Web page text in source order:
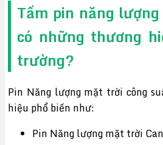
Tấm pin năng
có những thương
trường?
Pin Năng lượng mặt trời công
hiệu phổ biến như:
Pin Năng lượng mặt trời